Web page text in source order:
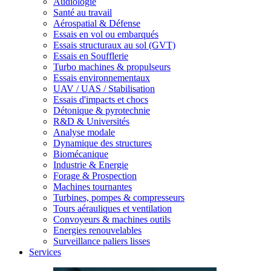
Santé au travail
Aérospatial & Défense
Essais en vol ou embarqués
Essais structuraux au sol (GVT)
Essais en Soufflerie
Turbo machines & propulseurs
Essais environnementaux
UAV / UAS / Stabilisation
Essais d'impacts et chocs
Détonique & pyrotechnie
R&D & Universités
Analyse modale
Dynamique des structures
Biomécanique
Industrie & Energie
Forage & Prospection
Machines tournantes
Turbines, pompes & compresseurs
Tours aérauliques et ventilation
Convoyeurs & machines outils
Energies renouvelables
Surveillance paliers lisses
Services